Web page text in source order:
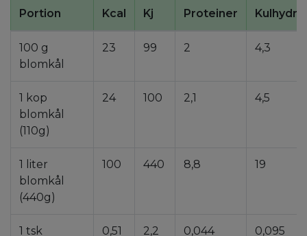
Portion Kcal Kj Proteiner
100 g
blomkål
23 99 2 4,3
1 kop
blomkål
(110g)
24 100 2,1 4,5
1 liter
blomkål
(440g)
100 440 8,8 19
1 tsk
0,51 2,2 0,044 0,095